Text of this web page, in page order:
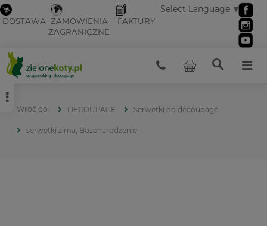
DOSTAWA ZAMÓWIENIA
ZAGRANICZNE
FAKTURY
Select Language ▼
DECOUPAGE Serwetki do decoupage
serwetki zima, Bożenarodzenie